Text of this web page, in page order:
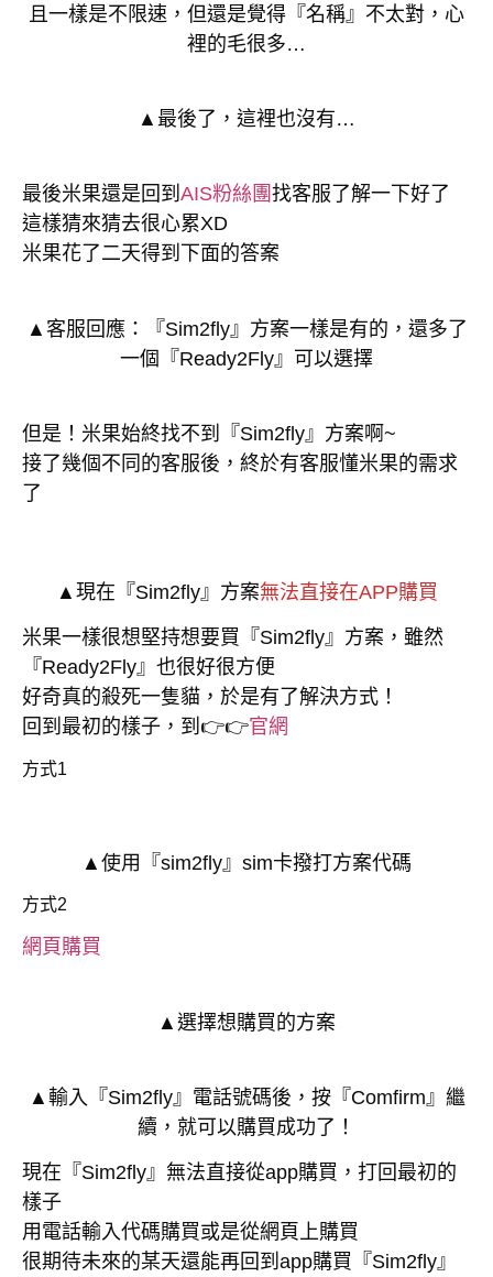
且一樣是不限速，但還是覺得『名稱』不太對，心
裡的毛很多…
▲最後了，這裡也沒有…
最後米果還是回到 AIS粉絲團找客服了解一下好了
這樣猜來猜去很心累XD
米果花了二天得到下面的答案
▲客服回應：『Sim2fly』方案一樣是有的，還多了
一個『Ready2Fly』可以選擇
但是！米果始終找不到『Sim2fly』方案啊~
接了幾個不同的客服後，終於有客服懂米果的需求
了
▲現在『Sim2fly』方案無法直接在APP購買
米果一樣很想堅持想要買『Sim2fly』方案，雖然
『Ready2Fly』也很好很方便
好奇真的殺死一隻貓，於是有了解決方式！
回到最初的樣子，到👉👉官網
方式1
▲使用『sim2fly』sim卡撥打方案代碼
方式2
網頁購買
▲選擇想購買的方案
▲輸入『Sim2fly』電話號碼後，按『Comfirm』繼
續，就可以購買成功了！
現在『Sim2fly』無法直接從app購買，打回最初的
樣子
用電話輸入代碼購買或是從網頁上購買
很期待未來的某天還能再回到app購買『Sim2fly』